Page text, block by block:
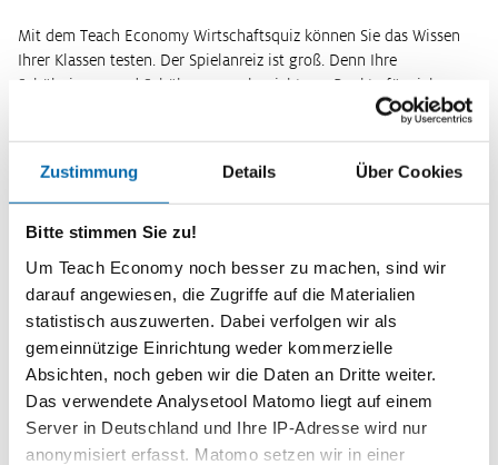
Zustimmung Details Über Cookies
Bitte stimmen Sie zu!
Um Teach Economy noch besser zu machen, sind wir
darauf angewiesen, die Zugriffe auf die Materialien
statistisch auszuwerten. Dabei verfolgen wir als
gemeinnützige Einrichtung weder kommerzielle
Absichten, noch geben wir die Daten an Dritte weiter.
Das verwendete Analysetool Matomo liegt auf einem
Server in Deutschland und Ihre IP-Adresse wird nur
anonymisiert erfasst. Matomo setzen wir in einer
Mit dem Teach Economy Wirtschaftsquiz können Sie das Wissen
Ihrer Klassen testen. Der Spielanreiz ist groß. Denn Ihre
Schülerinnen und Schüler sammeln nicht nur Punkte für sich
Wirtschaftspolitik
Zeitbedarf
2 Unterrichtsstunden
Stufe
Sekundarstufe II
Vorwissen
Umweltschutz, Magisches Viereck / Sechseck